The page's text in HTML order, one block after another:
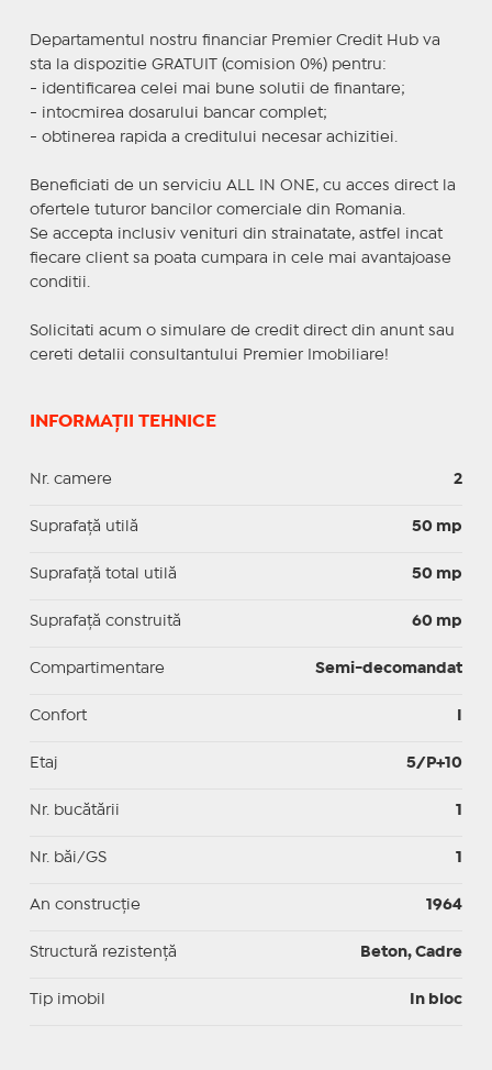
Departamentul nostru financiar Premier Credit Hub va
sta la dispozitie GRATUIT (comision 0%) pentru:
- identificarea celei mai bune solutii de finantare;
- intocmirea dosarului bancar complet;
- obtinerea rapida a creditului necesar achizitiei.
Beneficiati de un serviciu ALL IN ONE, cu acces direct la
ofertele tuturor bancilor comerciale din Romania.
Se accepta inclusiv venituri din strainatate, astfel incat
fiecare client sa poata cumpara in cele mai avantajoase
conditii.
Solicitati acum o simulare de credit direct din anunt sau
cereti detalii consultantului Premier Imobiliare!
INFORMAȚII TEHNICE
Nr. camere 2
Suprafaţă utilă 50 mp
Suprafaţă total utilă 50 mp
Suprafaţă construită 60 mp
Compartimentare Semi-decomandat
Confort
Etaj 5/P+10
Nr. bucătării 1
Nr. băi/GS 1
An construcție 1964
Structură rezistență Beton, Cadre
Tip imobil In bloc